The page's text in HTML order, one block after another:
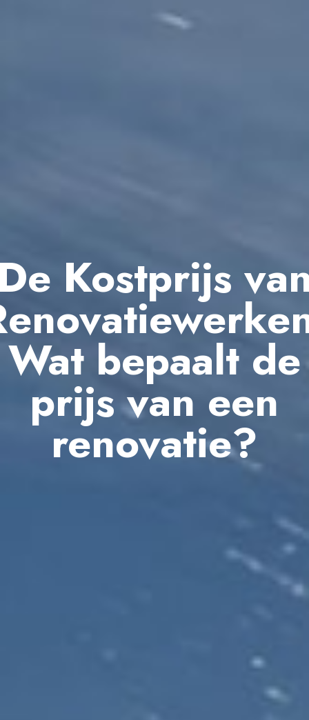
Kostprijs
Wat bepaalt de
prijs van een
renovatie?